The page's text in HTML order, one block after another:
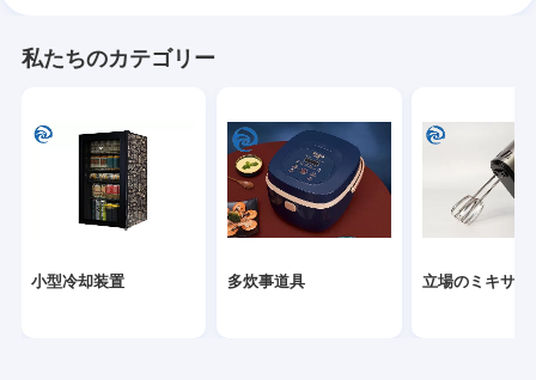
私たちのカテゴリー
小型冷却装置 多炊事道具 立場のミキサー